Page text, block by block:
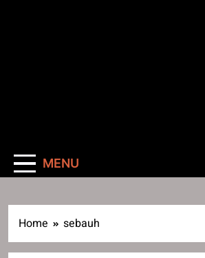
MENU
Home sebauh